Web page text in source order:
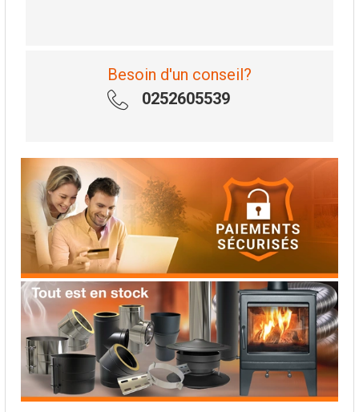
Besoin d'un conseil?
0252605539